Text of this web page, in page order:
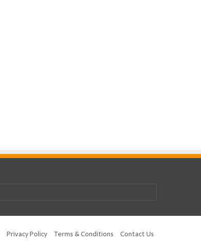
Privacy Policy Terms & Conditions Contact Us